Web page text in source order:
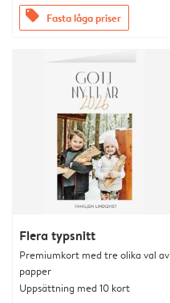
offers Fasta låga priser
Flera typsnitt
Premiumkort med tre olika val av
papper
Uppsättning med 10 kort